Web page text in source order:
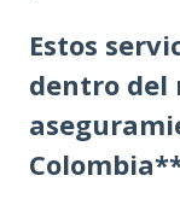
Estos
dentro del